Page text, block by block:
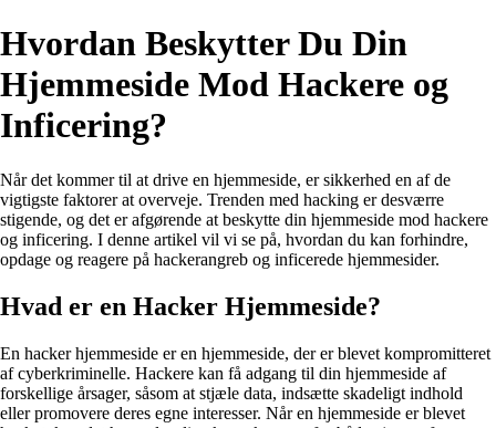
Hvordan Beskytter Du Din
Hjemmeside Mod Hackere og
Inficering?
Når det kommer til at drive en hjemmeside, er sikkerhed en af de
vigtigste faktorer at overveje. Trenden med hacking er desværre
stigende, og det er afgørende at beskytte din hjemmeside mod hackere
og inficering. I denne artikel vil vi se på, hvordan du kan forhindre,
opdage og reagere på hackerangreb og inficerede hjemmesider.
Hvad er en Hacker Hjemmeside?
En hacker hjemmeside er en hjemmeside, der er blevet kompromitteret
af cyberkriminelle. Hackere kan få adgang til din hjemmeside af
forskellige årsager, såsom at stjæle data, indsætte skadeligt indhold
eller promovere deres egne interesser. Når en hjemmeside er blevet